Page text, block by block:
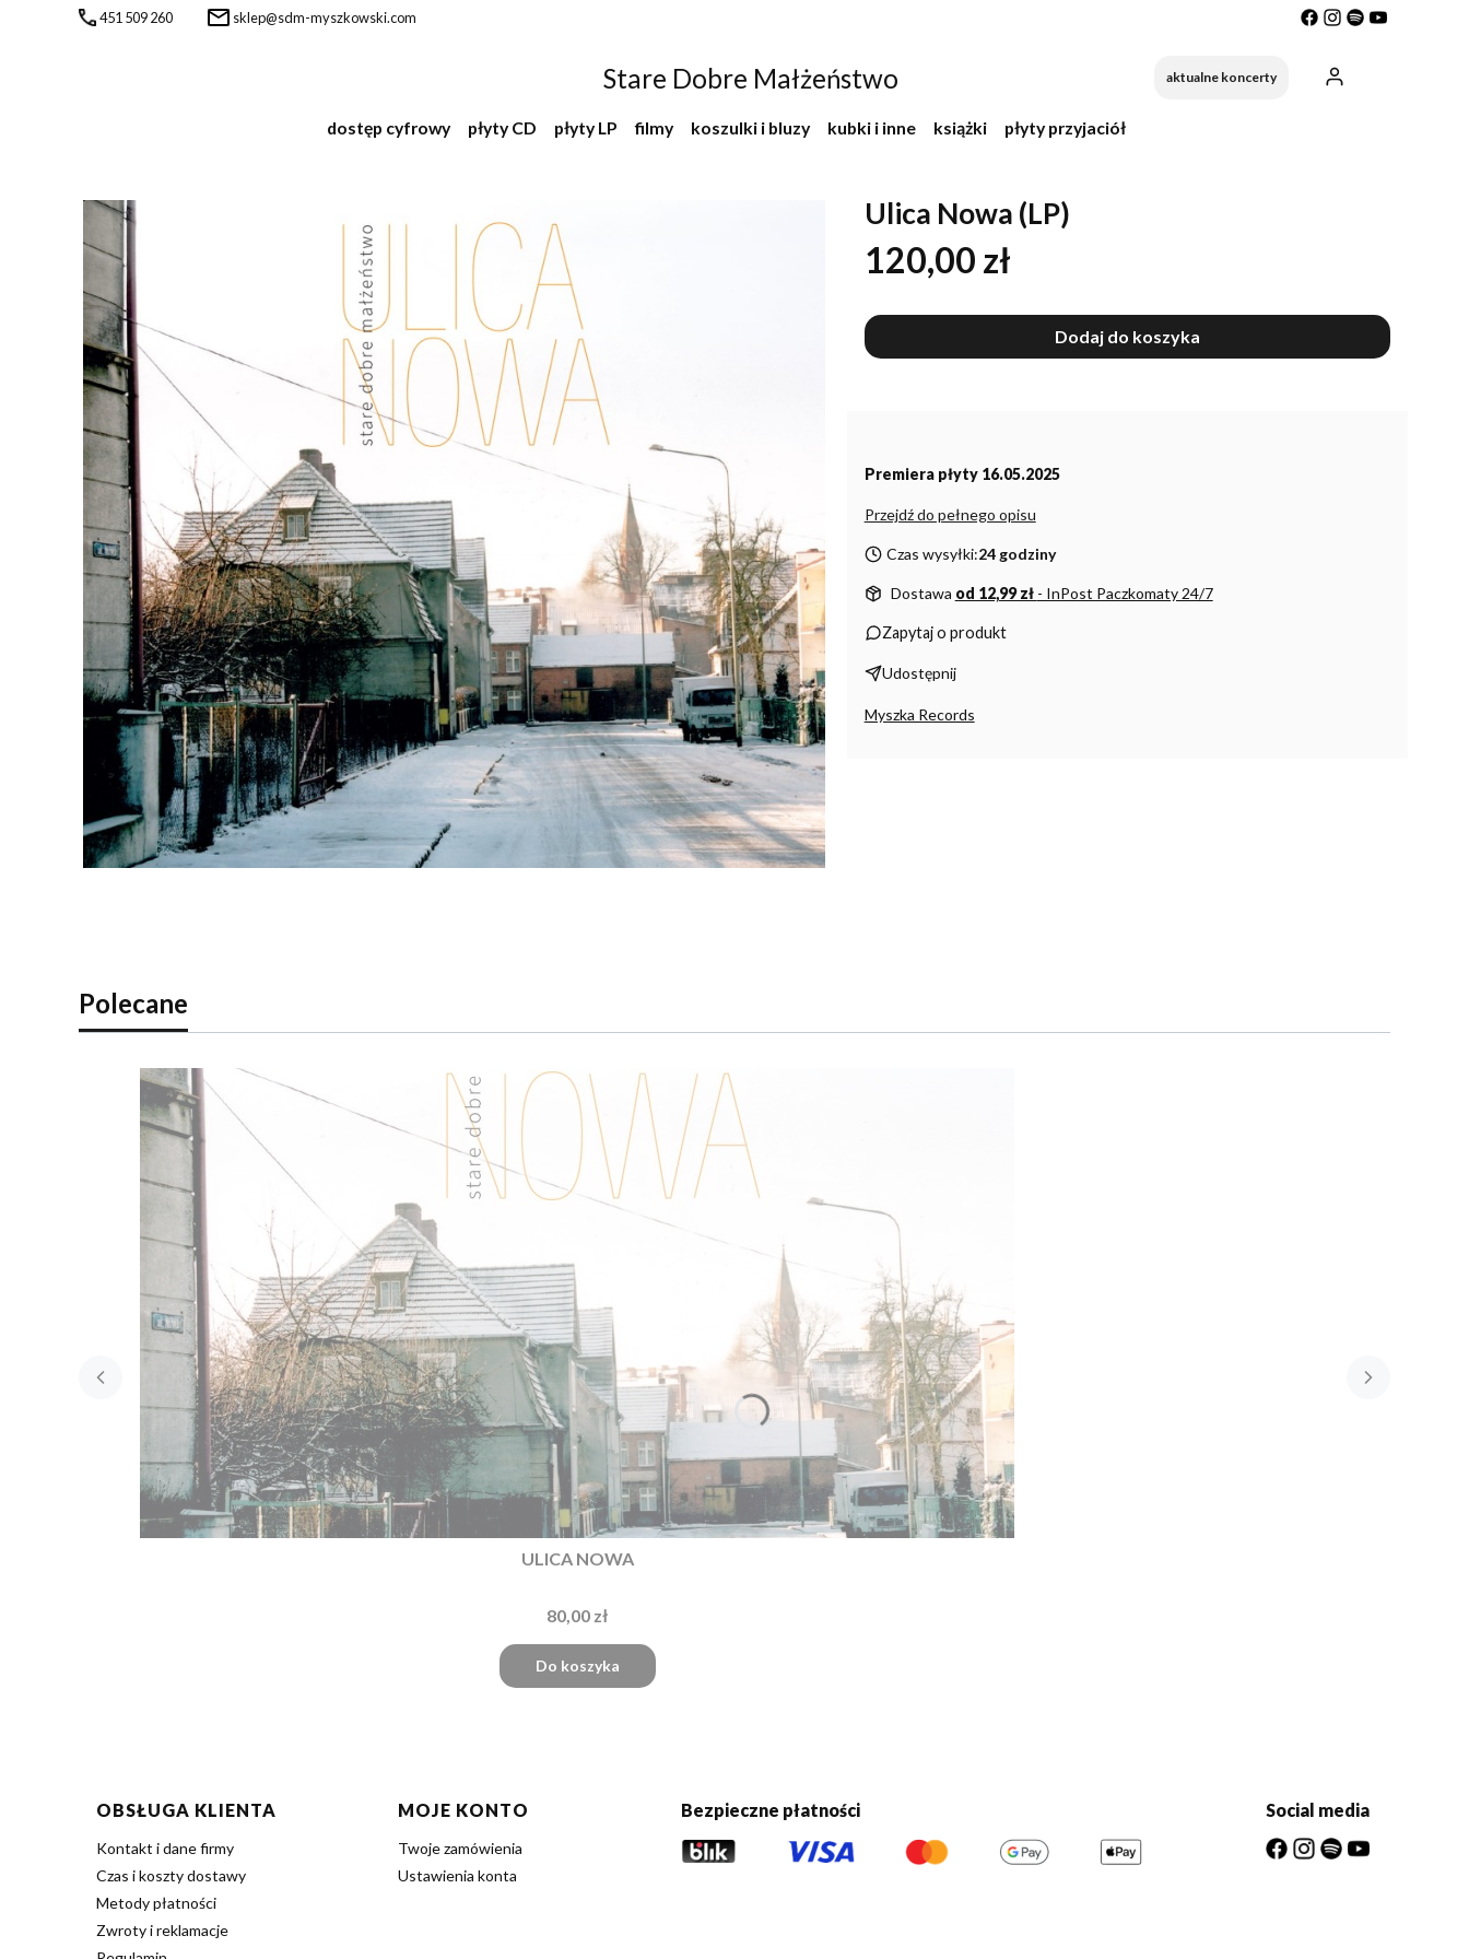
451 509 260 sklep@sdm-myszkowski.com
Stare Dobre Małżeństwo aktualne koncerty
dostęp cyfrowy płyty CD płyty LP filmy koszulki i bluzy kubki i inne książki płyty przyjaciół
Ulica Nowa (LP)
120,00 zł
Dodaj do koszyka
Premiera płyty 16.05.2025
Przejdź do pełnego opisu
Czas wysyłki:24 godziny
Dostawa od 12,99 zł - InPost Paczkomaty 24/7
Zapytaj o produkt
Udostępnij
Myszka Records
Polecane
ULICA NOWA
80,00 zł
Do koszyka
Linki w stopce
OBSŁUGA KLIENTA
Kontakt i dane firmy
Czas i koszty dostawy
Metody płatności
Zwroty i reklamacje
MOJE KONTO
Twoje zamówienia
Ustawienia konta
Bezpieczne płatności Social media